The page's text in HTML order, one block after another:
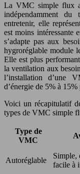
La VMC simple flux
indépendamment
entretenir, elle
est moins intéressante
s’adapte pas aux
hygroréglable module
Elle est plus
la ventilation aux
l’installation d’une
d’énergie de 5% à
Voici un récapitulatif
types de VMC simple
Type de
VMC
Autoréglable
Simple,
facile à